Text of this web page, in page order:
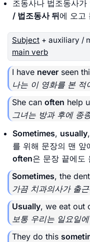
조동사나 법조동사
/ 법조동사 뒤에 오고
Subject + auxiliary /
main verb
I have never seen
나는 이 영화를 본 적
She can often help
그녀는 방과 후에 종
Sometimes, usually,
를 위해 문장의 맨 앞
often은 문장 끝에도
Sometimes, the
가끔 치과의사가 출
Usually, we eat out
보통 우리는 일요일
They do this